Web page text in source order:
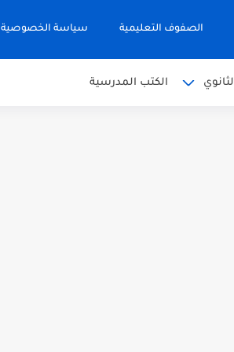
الصفوف التعليمية سياسة الخصوصية
الكتب المدرسية